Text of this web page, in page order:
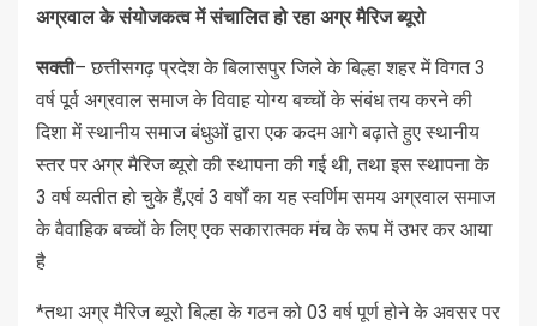
अग्रवाल के संयोजकत्व में संचालित हो रहा अग्र मैरिज ब्यूरो
सक्ती– छत्तीसगढ़ प्रदेश के बिलासपुर जिले के बिल्हा शहर में विगत 3
वर्ष पूर्व अग्रवाल समाज के विवाह योग्य बच्चों के संबंध तय करने की
दिशा में स्थानीय समाज बंधुओं द्वारा एक कदम आगे बढ़ाते हुए स्थानीय
स्तर पर अग्र मैरिज ब्यूरो की स्थापना की गई थी, तथा इस स्थापना के
3 वर्ष व्यतीत हो चुके हैं,एवं 3 वर्षों का यह स्वर्णिम समय अग्रवाल समाज
के वैवाहिक बच्चों के लिए एक सकारात्मक मंच के रूप में उभर कर आया
है
*तथा अग्र मैरिज ब्यूरो बिल्हा के गठन को 03 वर्ष पूर्ण होने के अवसर पर